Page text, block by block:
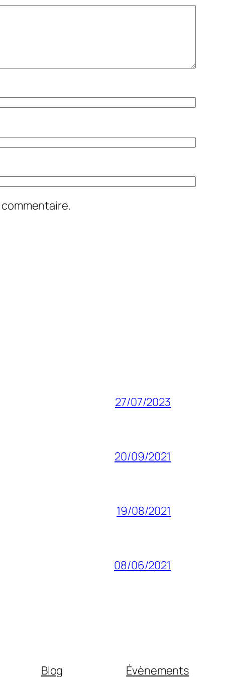
27/07/2023
20/09/2021
19/08/2021
08/06/2021
Blog Évènements